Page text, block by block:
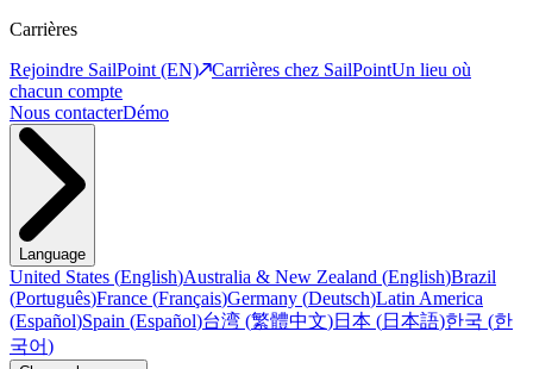
Carrières
Rejoindre SailPoint (EN)
Carrières chez SailPointUn lieu où
chacun compte
Nous contacterDémo
Language
United States (English)Australia & New Zealand (English)Brazil
(Português)France (Français)Germany (Deutsch)Latin America
(Español)Spain (Español)台湾 (繁體中文)日本 (日本語)한국 (한
국어)